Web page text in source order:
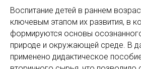
Воспитание детей в раннем
ключевым этапом их развития, в
формируются основы
природе и окружающей среде. В
применено дидактическое